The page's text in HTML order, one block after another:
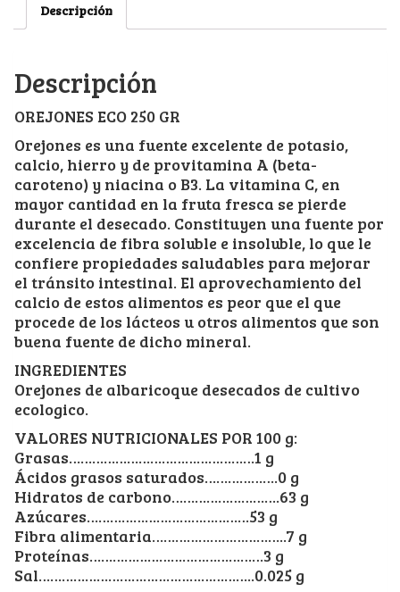
Descripción
Descripción
OREJONES ECO 250 GR
Orejones es una fuente excelente de potasio,
calcio, hierro y de provitamina A (beta-
caroteno) y niacina o B3. La vitamina C, en
mayor cantidad en la fruta fresca se pierde
durante el desecado. Constituyen una fuente por
excelencia de fibra soluble e insoluble, lo que le
confiere propiedades saludables para mejorar
el tránsito intestinal. El aprovechamiento del
calcio de estos alimentos es peor que el que
procede de los lácteos u otros alimentos que son
buena fuente de dicho mineral.
INGREDIENTES
Orejones de albaricoque desecados de cultivo
ecologico.
VALORES NUTRICIONALES POR 100 g:
Grasas…………………………………………1 g
Ácidos grasos saturados……………….0 g
Hidratos de carbono……………………….63 g
Azúcares……………………………………53 g
Fibra alimentaria……………………………..7 g
Proteínas………………………………………3 g
Sal………………………………………………..0.025 g